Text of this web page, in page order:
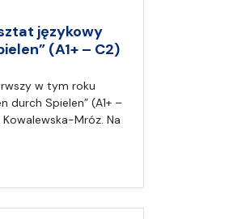
językowy
(A1+ – C2)
w tym roku
durch Spielen” (A1+ –
Mróz. Na